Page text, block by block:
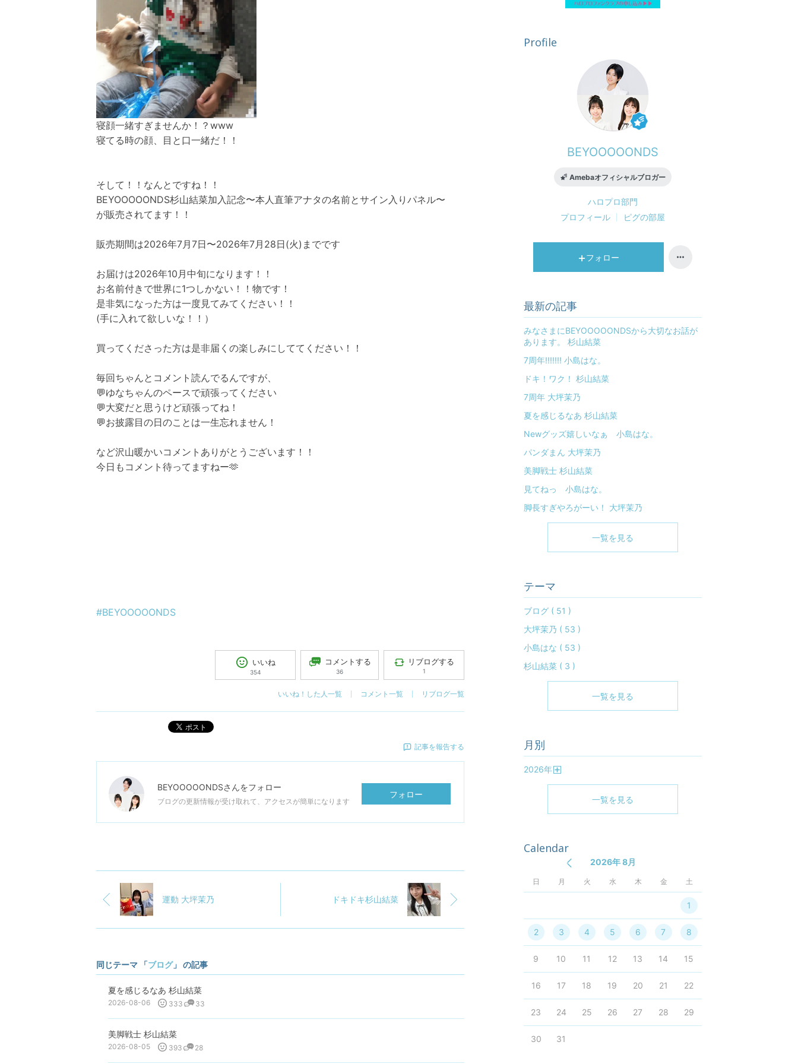
寝顔一緒すぎませんか！？www
寝てる時の顔、目と口一緒だ！！
そして！！なんとですね！！
BEYOOOOONDS杉山結菜加入記念〜本人直筆アナタの名前とサイン入りパネル〜
が販売されてます！！
販売期間は2026年7月7日〜2026年7月28日(火)までです
お届けは2026年10月中旬になります！！
お名前付きで世界に1つしかない！！物です！
是非気になった方は一度見てみてください！！
(手に入れて欲しいな！！）
買ってくださった方は是非届くの楽しみにしててください！！
毎回ちゃんとコメント読んでるんですが、
💬ゆなちゃんのペースで頑張ってください
💬大変だと思うけど頑張ってね！
💬お披露目の日のことは一生忘れません！
など沢山暖かいコメントありがとうございます！！
今日もコメント待ってますねー🫶
#BEYOOOOONDS
いいね
354
コメントする
36
リブログする
1
いいね！した人一覧 コメント一覧 リブログ一覧
ポスト
記事を報告する
BEYOOOOONDSさんをフォロー
ブログの更新情報が受け取れて、アクセスが簡単になります
フォロー
運動 大坪茉乃 ドキドキ杉山結菜
同じテーマ 「ブログ」 の記事
夏を感じるなあ 杉山結菜
2026-08-06 333 33
美脚戦士 杉山結菜
2026-08-05 393 28
Profile
BEYOOOOONDS
Amebaオフィシャルブロガー
ハロプロ部門
プロフィール
ピグの部屋
フォロー
最新の記事
みなさまにBEYOOOOONDSから大切なお話が
あります。 杉山結菜
7周年!!!!!!! 小島はな。
ドキ！ワク！ 杉山結菜
7周年 大坪茉乃
夏を感じるなあ 杉山結菜
Newグッズ嬉しいなぁ 小島はな。
パンダまん 大坪茉乃
美脚戦士 杉山結菜
見てねっ 小島はな。
脚長すぎやろがーい！ 大坪茉乃
一覧を見る
テーマ
ブログ ( 51 )
大坪茉乃 ( 53 )
小島はな ( 53 )
杉山結菜 ( 3 )
一覧を見る
月別
2026年
一覧を見る
Calendar
2026年 8月
日 月 火 水 木 金 土
1
2 3 4 5 6 7 8
9 10 11 12 13 14 15
16 17 18 19 20 21 22
23 24 25 26 27 28 29
30 31